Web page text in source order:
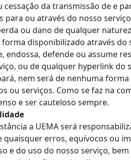
da transmissão de e
para ou através do nosso
ou dano de qualquer
disponibilizado através do
endossa, defende ou assume
ou de qualquer hyperlink
nem será de nenhuma
ou serviços. Como se faz na
e ser cauteloso sempre.
a UEMA será
erros, equívocos ou
e do uso do nosso serviço,